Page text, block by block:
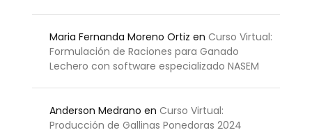
Maria Fernanda Moreno Ortiz en Curso Virtual:
Formulación de Raciones para Ganado
Lechero con software especializado NASEM
Anderson Medrano en Curso Virtual:
Producción de Gallinas Ponedoras 2024